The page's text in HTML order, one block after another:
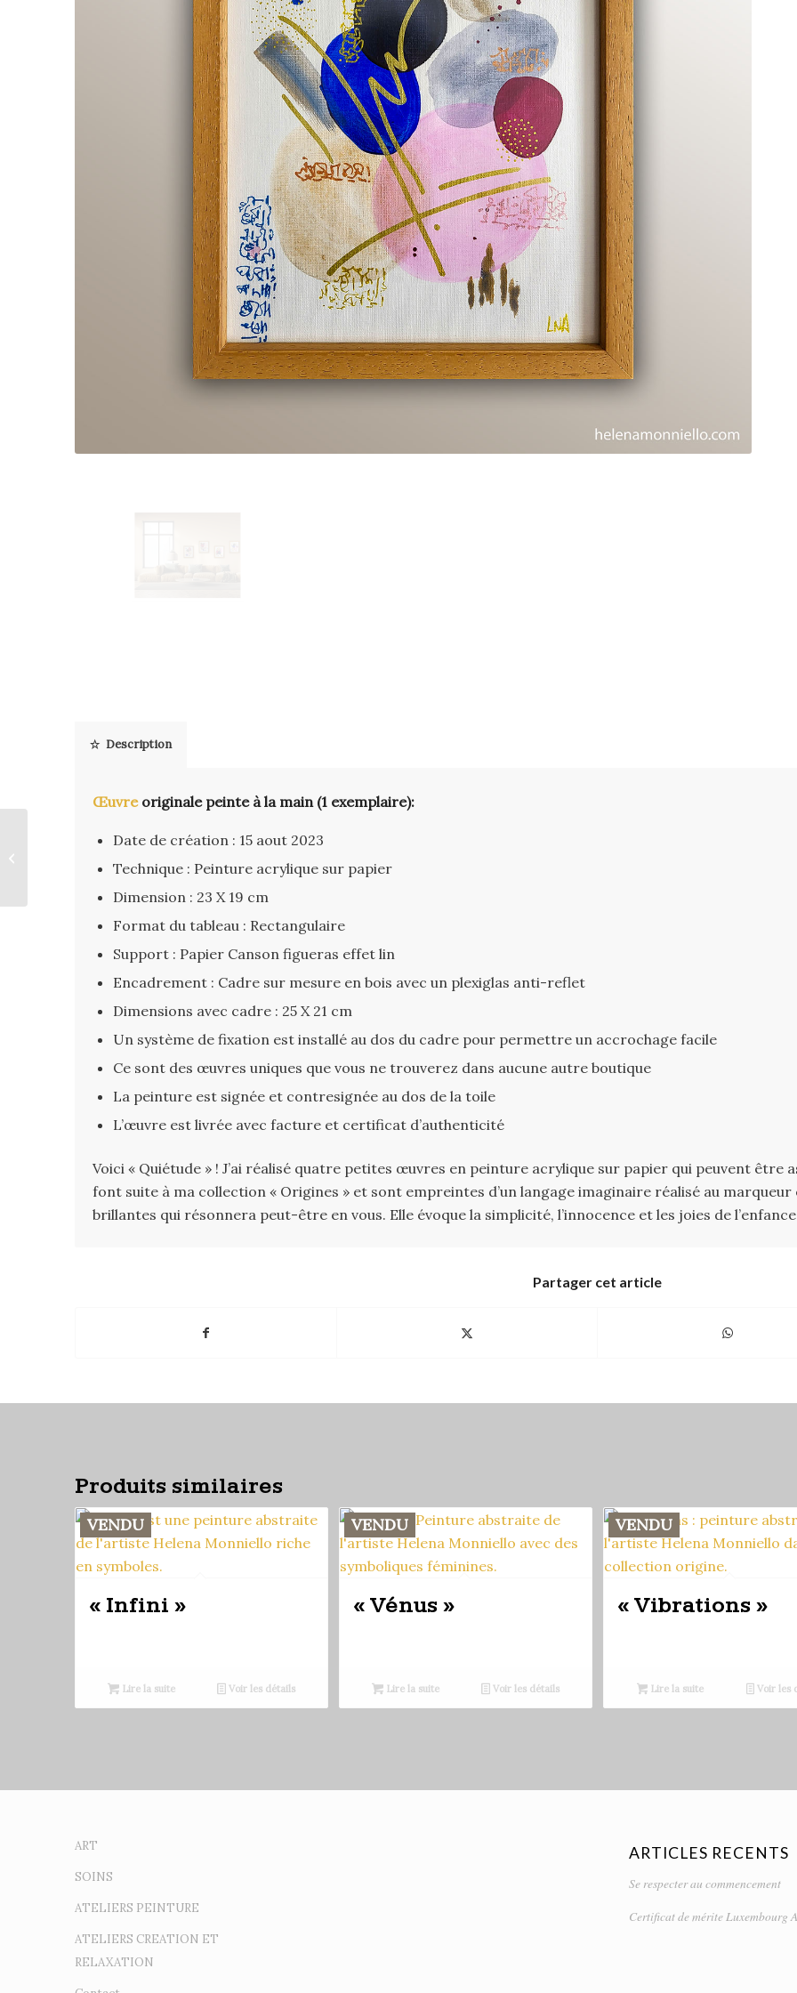
Description
Œuvreoriginale peinte à la main (1 exemplaire):
Date de création : 15 aout 2023
Technique : Peinture acrylique sur papier
Dimension : 23 X 19 cm
Format du tableau : Rectangulaire
Support : Papier Canson figueras effet lin
Encadrement : Cadre sur mesure en bois avec un plexiglas anti-reflet
Dimensions avec cadre : 25 X 21 cm
Un système de fixation est installé au dos du cadre pour permettre un accrochage facile
Ce sont des œuvres uniques que vous ne trouverez dans aucune autre boutique
La peinture est signée et contresignée au dos de la toile
L’œuvre est livrée avec facture et certificat d’authenticité
Voici « Quiétude » ! J’ai réalisé quatre petites œuvres en peinture acrylique sur papier qui peuvent être
font suite à ma collection « Origines » et sont empreintes d’un langage imaginaire réalisé au
brillantes qui résonnera peut-être en vous. Elle évoque la simplicité, l’innocence et les joies de
Partager cet article
Produits similaires
VENDU
« Infini »
Lire la suite Voir les détails
VENDU
« Vénus »
Lire la suite Voir les détails
VENDU
« Vibrations »
Lire la suite Voir les
ART
SOINS
ATELIERS PEINTURE
ATELIERS CREATION ET
RELAXATION
ARTICLES RECENTS
Se respecter au commencement
Certificat de mérite Luxembourg